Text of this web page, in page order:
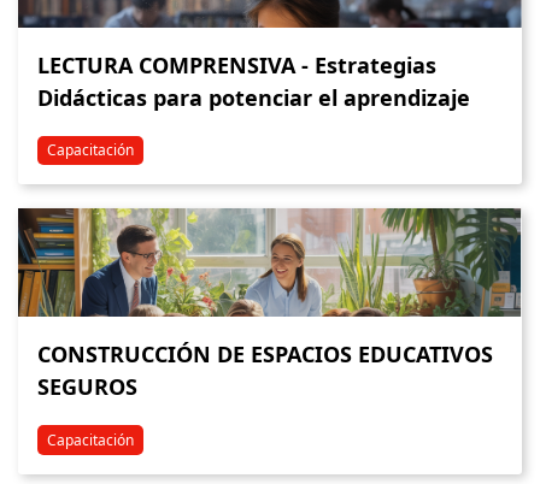
LECTURA COMPRENSIVA - Estrategias
Didácticas para potenciar el aprendizaje
Capacitación
CONSTRUCCIÓN DE ESPACIOS EDUCATIVOS
SEGUROS
Capacitación